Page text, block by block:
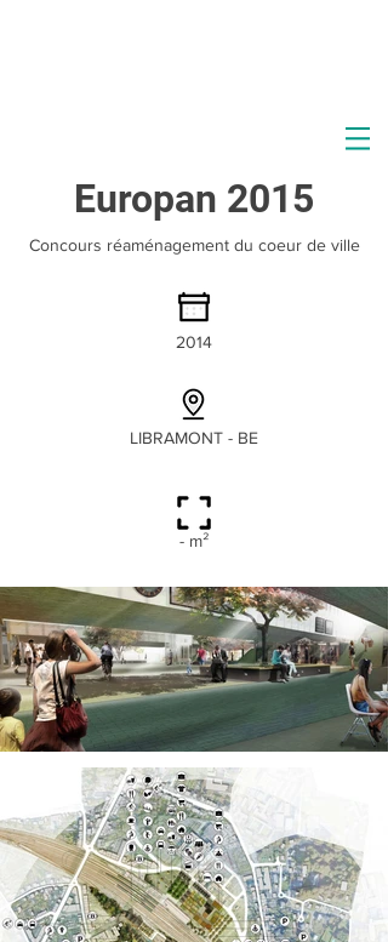
Europan 2015
Concours réaménagement du coeur de ville
2014
LIBRAMONT - BE
- m²